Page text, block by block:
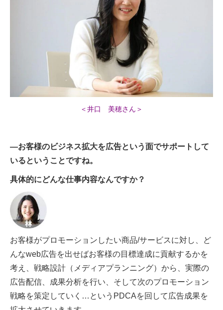
＜井口 美穂さん＞
―お客様のビジネス拡大を広告という面でサポートして
いるということですね。
具体的にどんな仕事内容なんですか？
お客様がプロモーションしたい商品/サービスに対し、ど
んなweb広告を出せばお客様の目標達成に貢献するかを
考え、戦略設計（メディアプランニング）から、実際の
広告配信、成果分析を行い、そして次のプロモーション
戦略を策定していく…というPDCAを回して広告成果を